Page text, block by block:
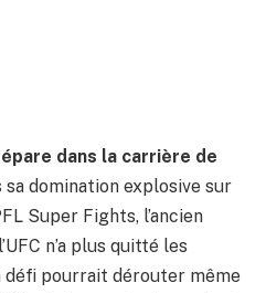
dans la carrière de
sa domination explosive sur
Super Fights, l’ancien
n’a plus quitté les
défi pourrait dérouter même